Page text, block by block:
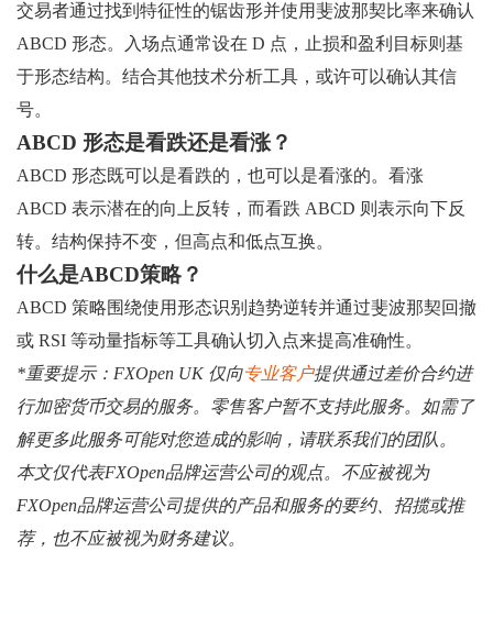
交易者通过找到特征性的锯齿形并使用斐波那契比率来确认
ABCD 形态。入场点通常设在 D 点，止损和盈利目标则基
于形态结构。结合其他技术分析工具，或许可以确认其信
号。
ABCD 形态是看跌还是看涨？
ABCD 形态既可以是看跌的，也可以是看涨的。看涨
ABCD 表示潜在的向上反转，而看跌 ABCD 则表示向下反
转。结构保持不变，但高点和低点互换。
什么是ABCD策略？
ABCD 策​​略围绕使用形态识别趋势逆转并通过斐波那契回撤
或 RSI 等动量指标等工具确认切入点来提高准确性。
*重要提示：FXOpen UK 仅向专业客户提供通过差价合约进
行加密货币交易的服务。零售客户暂不支持此服务。如需了
解更多此服务可能对您造成的影响，请联系我们的团队。
本文仅代表FXOpen品牌运营公司的观点。不应被视为
FXOpen品牌运营公司提供的产品和服务的要约、招揽或推
荐，也不应被视为财务建议。